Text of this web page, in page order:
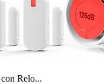
Relo...